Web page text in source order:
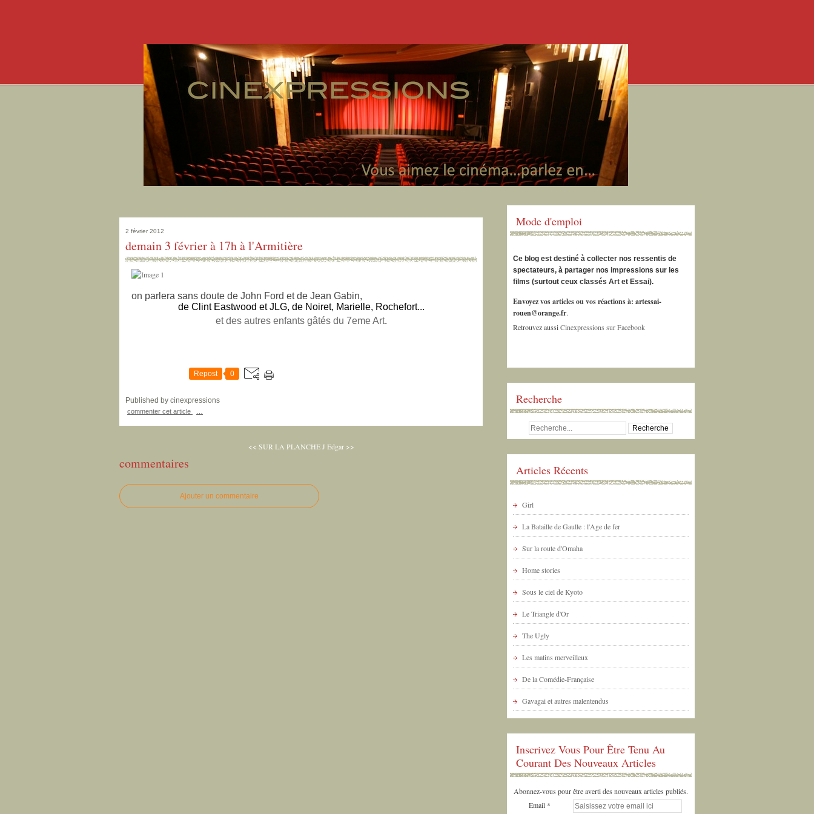
2 février 2012
demain 3 février à 17h à l'Armitière
on parlera sans doute de John Ford et de Jean Gabin,
de Clint Eastwood et JLG, de Noiret, Marielle, Rochefort...
et des autres enfants gâtés du 7eme Art.
Repost 0
Published by cinexpressions
commenter cet article
<< SUR LA PLANCHE J Edgar >>
commentaires
Ajouter un commentaire
Mode d'emploi
Ce blog est destiné à collecter nos ressentis de
spectateurs, à partager nos impressions sur les
films (surtout ceux classés Art et Essai).
Envoyez vos articles ou vos réactions à: artessai-
rouen@orange.fr.
Retrouvez aussiCinexpressions sur Facebook
Recherche
Articles Récents
Girl
La Bataille de Gaulle : l'Age de fer
Sur la route d'Omaha
Home stories
Sous le ciel de Kyoto
Le Triangle d'Or
The Ugly
Les matins merveilleux
De la Comédie-Française
Gavagai et autres malentendus
Inscrivez Vous Pour Être Tenu Au
Courant Des Nouveaux Articles
Abonnez-vous pour être averti des nouveaux articles publiés.
Email